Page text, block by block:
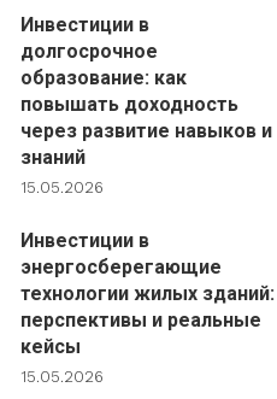
Инвестиции в
долгосрочное
образование: как
повышать доходность
через развитие навыков и
знаний
15.05.2026
Инвестиции в
энергосберегающие
технологии жилых зданий:
перспективы и реальные
кейсы
15.05.2026